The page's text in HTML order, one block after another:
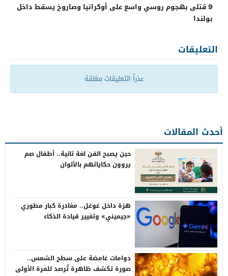
9 قتلى بهجوم روسي واسع على أوكرانيا وصاروخ يسقط داخل
بولندا
التعليقات
عذراً التعليقات مغلقة
أحدث المقالات
حين يصبح الفن لغة ثانية.. أطفال صم
يروون حكاياتهم بالألوان
هزة داخل غوغل.. مغادرة كبار مطوري
«جيميني» وتغيير قيادة الذكاء
دوامات غامضة على سطح الشمس..
صورة تكشف ظاهرة تُرصد للمرة الأولى